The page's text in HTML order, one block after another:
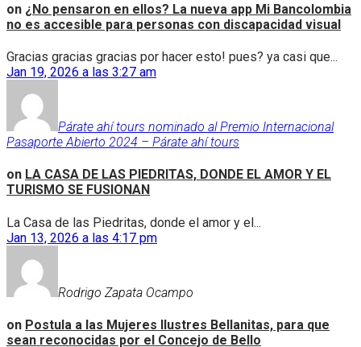
on ¿No pensaron en ellos? La nueva app Mi Bancolombia
no es accesible para personas con discapacidad visual
Gracias gracias gracias por hacer esto! pues? ya casi que...
Jan 19, 2026 a las 3:27 am
Párate ahí tours nominado al Premio Internacional
Pasaporte Abierto 2024 – Párate ahí tours
on LA CASA DE LAS PIEDRITAS, DONDE EL AMOR Y EL
TURISMO SE FUSIONAN
La Casa de las Piedritas, donde el amor y el...
Jan 13, 2026 a las 4:17 pm
Rodrigo Zapata Ocampo
on Postula a las Mujeres Ilustres Bellanitas, para que
sean reconocidas por el Concejo de Bello